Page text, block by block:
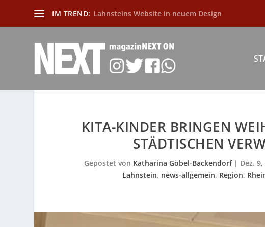
IM TREND: Lahnsteins Website in neuem Design
KITA-KINDER BRINGEN
STÄDTISCHEN
Gepostet von Katharina Göbel-Backendorf| Dez.
Lahnstein, news-allgemein, Region,